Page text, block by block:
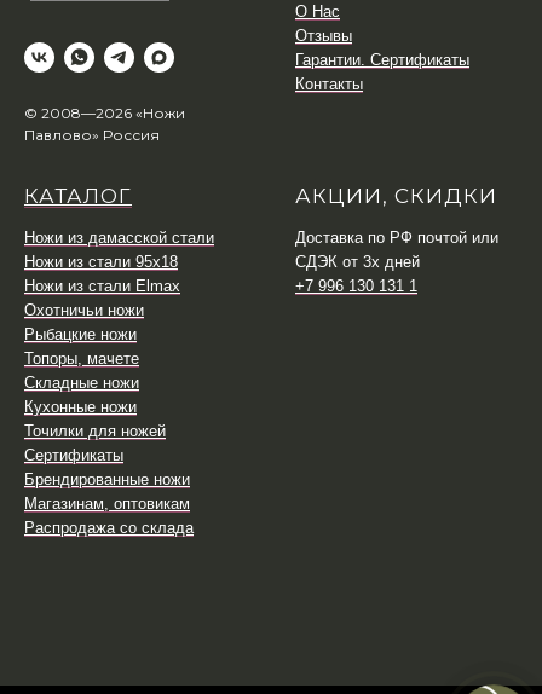
© 2008—2026 «Ножи
Павлово» Россия
О Нас
Отзывы
Гарантии. Сертификаты
Контакты
КАТАЛОГ
Ножи из дамасской стали
Ножи из стали 95х18
Ножи из стали Elmax
Охотничьи ножи
Рыбацкие ножи
Топоры, мачете
Складные ножи
Кухонные ножи
Точилки для ножей
Сертификаты
Брендированные ножи
Магазинам, оптовикам
Распродажа со склада
АКЦИИ, СКИДКИ
Доставка по РФ почтой или
СДЭК от 3х дней
+7 996 130 131 1